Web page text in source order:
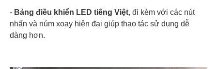
Sản
xuất tại
Trung Quốc
- Bảng điều khiển LED tiếng Việt, đi kèm với các nút
nhấn và núm xoay hiện đại giúp thao tác sử dụng dễ
dàng hơn.